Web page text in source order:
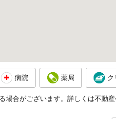
病院 薬局 ク
場合がございます。詳しくは不動